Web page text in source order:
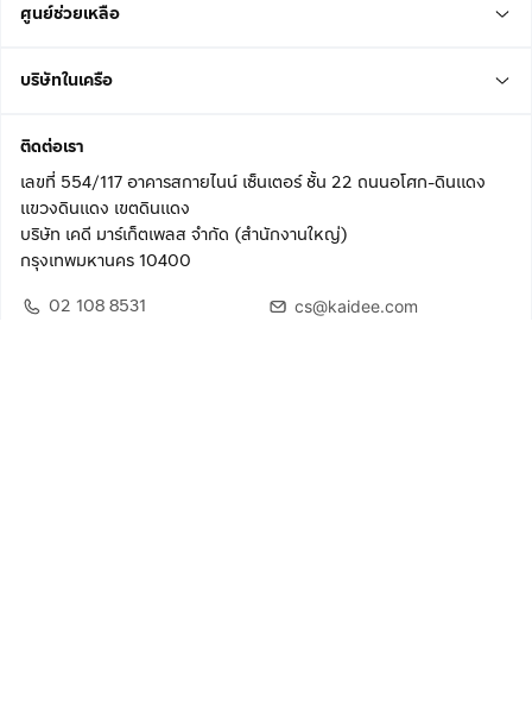
ศูนย์ช่วยเหลือ
บริษัทในเครือ
ติดต่อเรา
เลขที่ 554/117 อาคารสกายไนน์ เซ็นเตอร์ ชั้น 22 ถนนอโศก-ดินแดง
แขวงดินแดง เขตดินแดง
บริษัท เคดี มาร์เก็ตเพลส จำกัด (สำนักงานใหญ่)
กรุงเทพมหานคร 10400
02 108 8531
cs@kaidee.com